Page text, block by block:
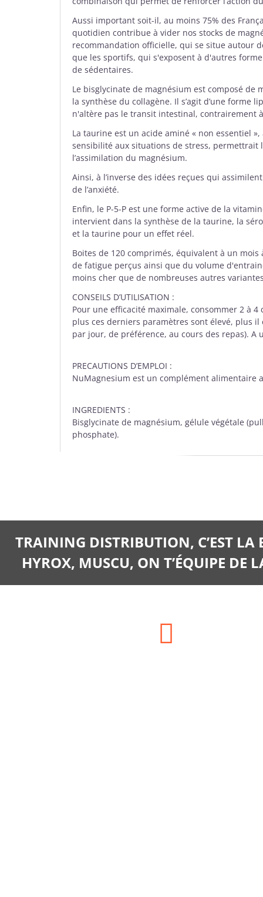
Aussi important soit-il, au moins 75% des
quotidien contribue à vider nos stocks de
recommandation officielle, qui se situe autour
que les sportifs, qui s'exposent à d'autres
de sédentaires.
Le bisglycinate de magnésium est composé de
la synthèse du collagène. Il s’agit d’une
n'altère pas le transit intestinal, contrairement
La taurine est un acide aminé « non essentiel
sensibilité aux situations de stress, permettrait
l’assimilation du magnésium.
Ainsi, à l’inverse des idées reçues qui
de l’anxiété.
Enfin, le P-5-P est une forme active de la
intervient dans la synthèse de la taurine, la
et la taurine pour un effet réel.
Boites de 120 comprimés, équivalent à un
de fatigue perçus ainsi que du volume
moins cher que de nombreuses autres
CONSEILS D’UTILISATION :
Pour une efficacité maximale, consommer 2 à
plus ces derniers paramètres sont élevé, plus
par jour, de préférence, au cours des repas).
PRECAUTIONS D’EMPLOI :
NuMagnesium est un complément alimentaire
INGREDIENTS :
Bisglycinate de magnésium, gélule végétale
phosphate).
TRAINING DISTRIBUTION, C’EST
HYROX, MUSCU, ON T’ÉQUIPE DE